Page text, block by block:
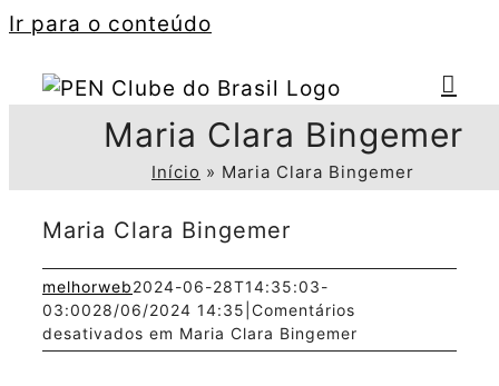
Ir para o conteúdo
Maria Clara Bingemer
Início » Maria Clara Bingemer
Maria Clara Bingemer
melhorweb2024-06-28T14:35:03-
03:0028/06/2024 14:35 Comentários
desativados em Maria Clara Bingemer